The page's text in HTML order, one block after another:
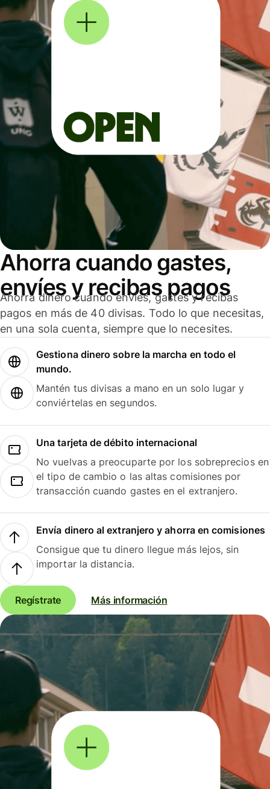
Ahorra cuando gastes,
envíes y recibas pagos
Ahorra dinero cuando envíes, gastes y recibas
pagos en más de 40 divisas. Todo lo que necesitas,
en una sola cuenta, siempre que lo necesites.
Gestiona dinero sobre la marcha en todo el
mundo.
Mantén tus divisas a mano en un solo lugar y
conviértelas en segundos.
Una tarjeta de débito internacional
No vuelvas a preocuparte por los sobreprecios en
el tipo de cambio o las altas comisiones por
transacción cuando gastes en el extranjero.
Envía dinero al extranjero y ahorra en comisiones
Consigue que tu dinero llegue más lejos, sin
importar la distancia.
Regístrate Más información